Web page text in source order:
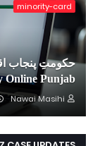
minority-card
Online Punjab
Nawai Masihi